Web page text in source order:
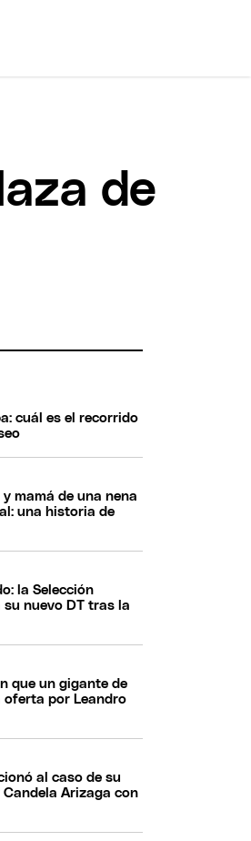
de
cuál es el recorrido
mamá de una nena
una historia de
la Selección
nuevo DT tras la
que un gigante de
oferta por Leandro
al caso de su
Candela Arizaga con